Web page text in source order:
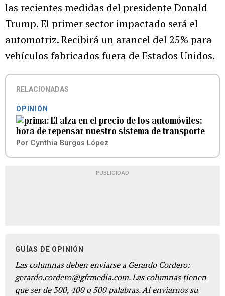
las recientes medidas del presidente Donald
Trump. El primer sector impactado será el
automotriz. Recibirá un arancel del 25% para
vehículos fabricados fuera de Estados Unidos.
RELACIONADAS
OPINIÓN
El alza en el precio de los automóviles:
hora de repensar nuestro sistema de transporte
Por Cynthia Burgos López
PUBLICIDAD
GUÍAS DE OPINIÓN
Las columnas deben enviarse a Gerardo Cordero:
gerardo.cordero@gfrmedia.com. Las columnas tienen
que ser de 300, 400 o 500 palabras. Al enviarnos su